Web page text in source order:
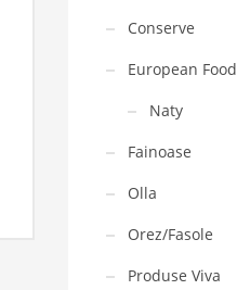
Conserve
European Food
Naty
Fainoase
Olla
Orez/Fasole
Produse Viva